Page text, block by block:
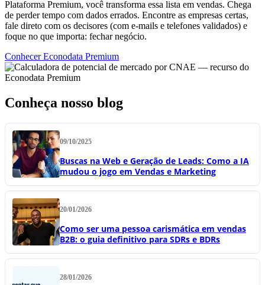
Plataforma Premium, você transforma essa lista em vendas. Chega
de perder tempo com dados errados. Encontre as empresas certas,
fale direto com os decisores (com e-mails e telefones validados) e
foque no que importa: fechar negócio.
Conhecer Econodata Premium
Conheça nosso blog
09/10/2025
Buscas na Web e Geração de Leads: Como a IA
mudou o jogo em Vendas e Marketing
20/01/2026
Como ser uma pessoa carismática em vendas
B2B: o guia definitivo para SDRs e BDRs
28/01/2026